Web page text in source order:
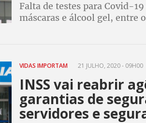
Falta de testes para Covid-
máscaras e álcool gel, entre
VIDAS IMPORTAM 21 JULHO, 2020 - 09H00
INSS vai reabrir
garantias de
servidores e